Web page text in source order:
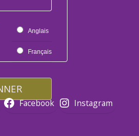
Anglais
Français
Facebook
Instagram